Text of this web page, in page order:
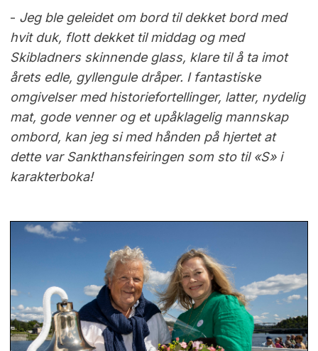
- Jeg ble geleidet om bord til dekket bord med
hvit duk, flott dekket til middag og med
Skibladners skinnende glass, klare til å ta imot
årets edle, gyllengule dråper. I fantastiske
omgivelser med historiefortellinger, latter, nydelig
mat, gode venner og et upåklagelig mannskap
ombord, kan jeg si med hånden på hjertet at
dette var Sankthansfeiringen som sto til «S» i
karakterboka!